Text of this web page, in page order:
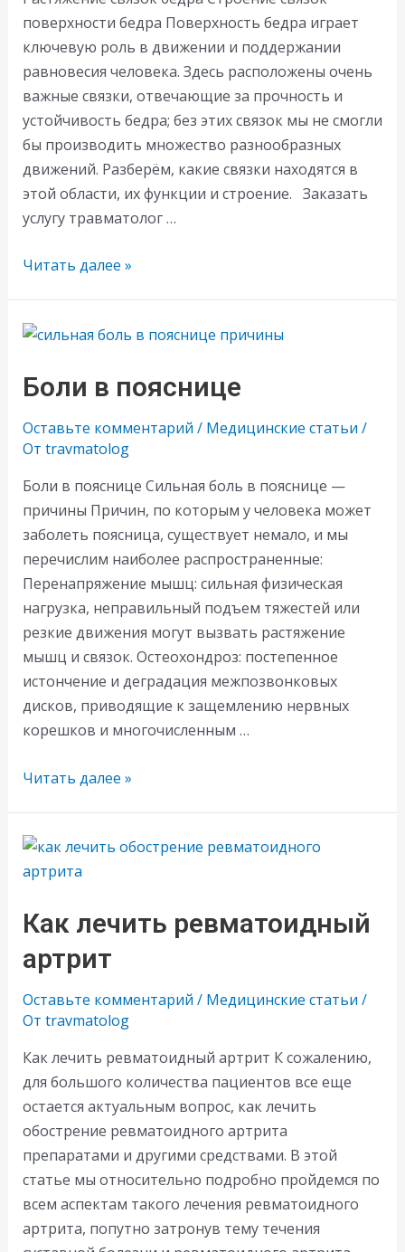
поверхности бедра Поверхность бедра играет
ключевую роль в движении и поддержании
равновесия человека. Здесь расположены очень
важные связки, отвечающие за прочность и
устойчивость бедра; без этих связок мы не смогли
бы производить множество разнообразных
движений. Разберём, какие связки находятся в
этой области, их функции и строение. Заказать
услугу травматолог …
Растяжение
Читать далее »
Боли в пояснице
Оставьте комментарий / Медицинские статьи /
От travmatolog
Боли в пояснице Сильная боль в пояснице —
причины Причин, по которым у человека может
заболеть поясница, существует немало, и мы
перечислим наиболее распространенные:
Перенапряжение мышц: сильная физическая
нагрузка, неправильный подъем тяжестей или
резкие движения могут вызвать растяжение
мышц и связок. Остеохондроз: постепенное
истончение и деградация межпозвонковых
дисков, приводящие к защемлению нервных
корешков и многочисленным …
Боли
Читать далее »
Как лечить ревматоидный
артрит
Оставьте комментарий / Медицинские статьи /
От travmatolog
Как лечить ревматоидный артрит К сожалению,
для большого количества пациентов все еще
остается актуальным вопрос, как лечить
обострение ревматоидного артрита
препаратами и другими средствами. В этой
статье мы относительно подробно пройдемся по
всем аспектам такого лечения ревматоидного
артрита, попутно затронув тему течения